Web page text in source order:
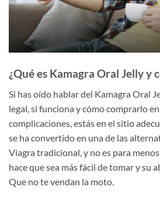
¿Qué es Kamagra Oral Jelly y
Si has oído hablar del Kamagra Oral
legal, si funciona y cómo comprarlo
complicaciones, estás en el sitio
se ha convertido en una de las
Viagra tradicional, y no es para
hace que sea más fácil de tomar y su
Que no te vendan la moto.